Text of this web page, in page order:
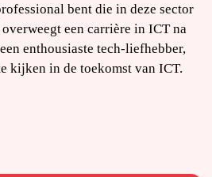
bent die in deze sector
een carrière in ICT na
enthousiaste tech-liefhebber,
kijken in de toekomst van ICT.